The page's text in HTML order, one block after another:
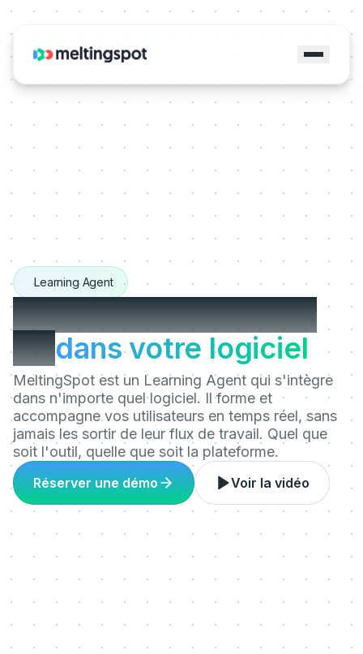
Learning Agent
Le Learning Agent qui
vitdans votre logiciel
MeltingSpot est un Learning Agent qui s'intègre
dans n'importe quel logiciel. Il forme et
accompagne vos utilisateurs en temps réel, sans
jamais les sortir de leur flux de travail. Quel que
soit l'outil, quelle que soit la plateforme.
Réserver une démo Voir la vidéo